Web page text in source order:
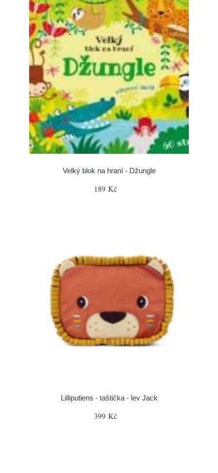
Velký blok na hraní - Džungle
189 Kč
Lilliputiens - taštička - lev Jack
399 Kč